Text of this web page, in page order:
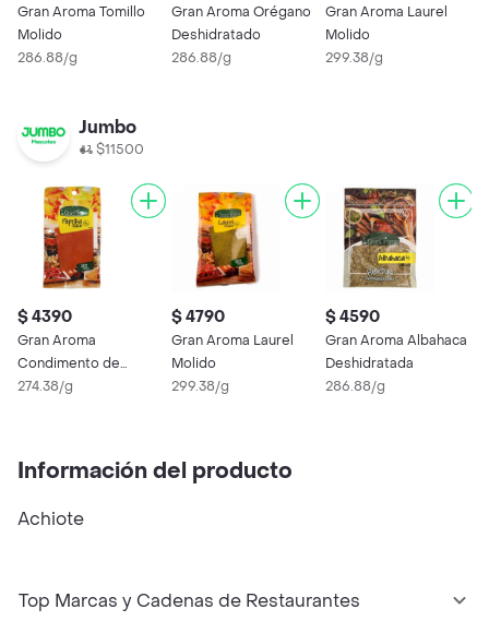
Gran Aroma Tomillo
Molido
286.88/g
Gran Aroma Orégano
Deshidratado
286.88/g
Gran Aroma Laurel
Molido
299.38/g
Jumbo
$11500
$ 4390
Gran Aroma
Condimento de
Paprika Molida
274.38/g
$ 4790
Gran Aroma Laurel
Molido
299.38/g
$ 4590
Gran Aroma Albahaca
Deshidratada
286.88/g
Información del producto
Achiote
Top Marcas y Cadenas de Restaurantes